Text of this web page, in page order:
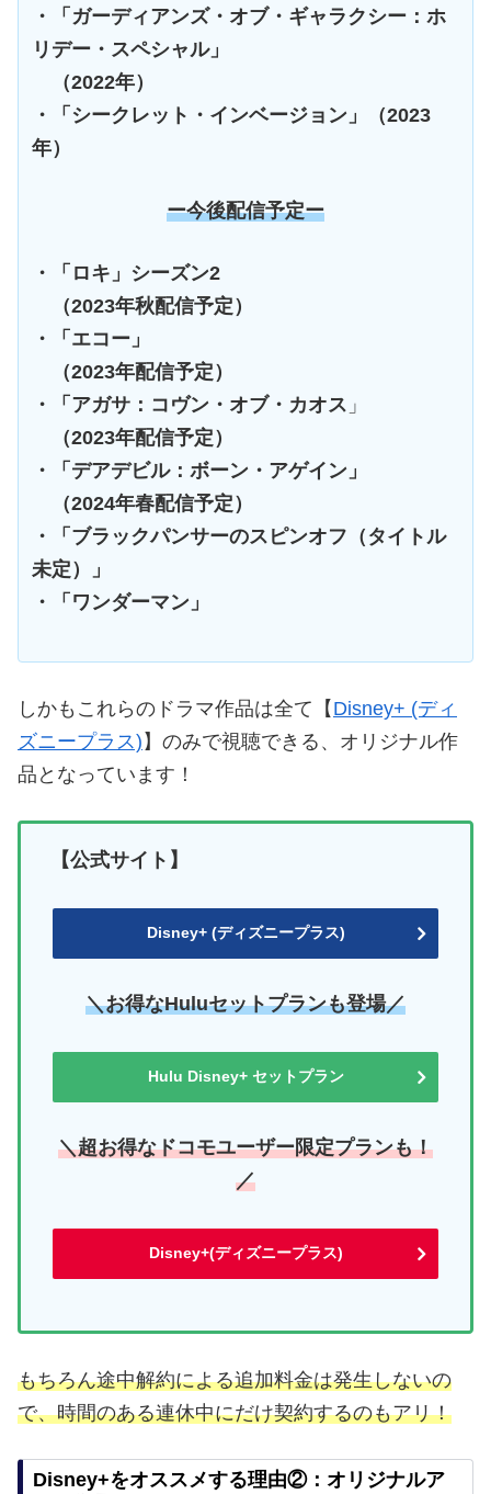
・「ガーディアンズ・オブ・ギャラクシー：ホ
リデー・スペシャル」
（2022年）
・「シークレット・インベージョン」（2023
年）
ー今後配信予定ー
・「ロキ」シーズン2
（2023年秋配信予定）
・「エコー」
（2023年配信予定）
・「アガサ：コヴン・オブ・カオス 」
（2023年配信予定）
・「デアデビル：ボーン・アゲイン」
（2024年春配信予定）
・「ブラックパンサーのスピンオフ（タイトル
未定）」
・「ワンダーマン」
しかもこれらのドラマ作品は全て【 Disney+ (ディ
ズニープラス) 】のみで視聴できる、オリジナル作
品となっています！
【公式サイト】
Disney+ (ディズニープラス)
＼お得なHuluセットプランも登場／
Hulu Disney+ セットプラン
＼超お得なドコモユーザー限定プランも！
／
Disney+(ディズニープラス)
もちろん途中解約による追加料金は発生しないの
で、時間のある連休中にだけ契約するのもアリ！
Disney+をオススメする理由②：オリジナルア